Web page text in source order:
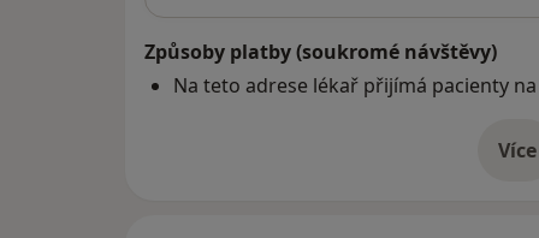
Způsoby platby (soukromé návštěvy)
Na teto adrese lékař přijímá pacienty
Více
o